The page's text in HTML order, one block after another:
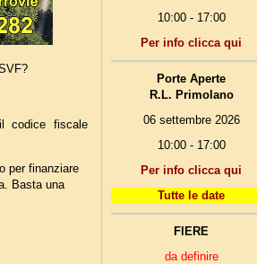
codice fiscale
per finanziare
Basta una
10:00 - 17:00
Per info clicca qui
Porte Aperte
R.L. Primolano
06 settembre 2026
10:00 - 17:00
Per info clicca qui
Tutte le date
FIERE
da definire